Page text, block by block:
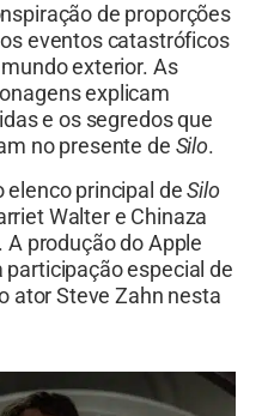
de proporções
eventos catastróficos
exterior. As
explicam
e os segredos que
no presente de Silo.
elenco principal deSilo
Walter e Chinaza
produção do Apple
especial de
ator Steve Zahn nesta